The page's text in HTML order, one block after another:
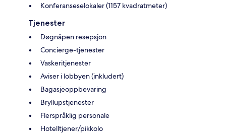
Konferanseselokaler (1157 kvadratmeter)
Tjenester
Døgnåpen resepsjon
Concierge-tjenester
Vaskeritjenester
Aviser i lobbyen (inkludert)
Bagasjeoppbevaring
Bryllupstjenester
Flerspråklig personale
Hotelltjener/pikkolo